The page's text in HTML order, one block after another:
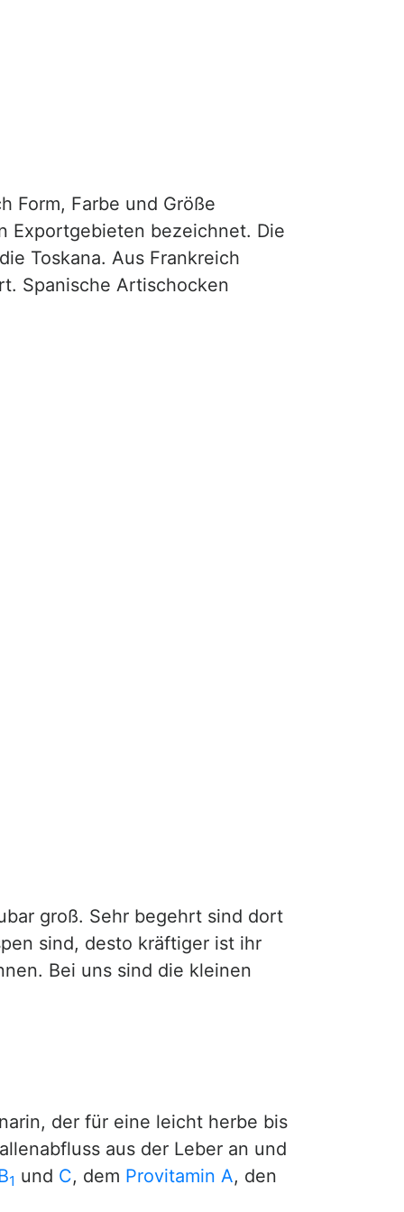
Form, Farbe und Größe
Exportgebieten bezeichnet. Die
Toskana. Aus Frankreich
Spanische Artischocken
groß. Sehr begehrt sind dort
sind, desto kräftiger ist ihr
Bei uns sind die kleinen
der für eine leicht herbe bis
aus der Leber an und
1 und C, dem Provitamin A, den